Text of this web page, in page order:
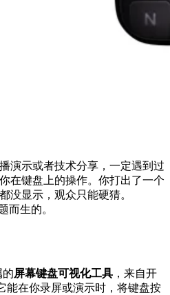
演示或者技术分享，一定遇到过
在键盘上的操作。你打出了一个
没显示，观众只能硬猜。
而生的。
的屏幕键盘可视化工具 ，来自开
能在你录屏或演示时，将键盘按